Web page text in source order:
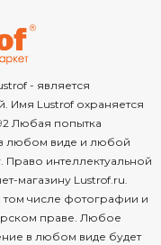
- является
Имя Lustrof охраняется
Любая попытка
любом виде и любой
интеллектуальной
магазину Lustrof.ru.
том числе фотографии и
праве. Любое
в любом виде будет